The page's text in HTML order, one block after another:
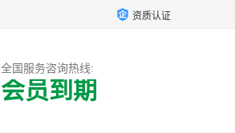
资质认证
全国服务咨询热线:
会员到期